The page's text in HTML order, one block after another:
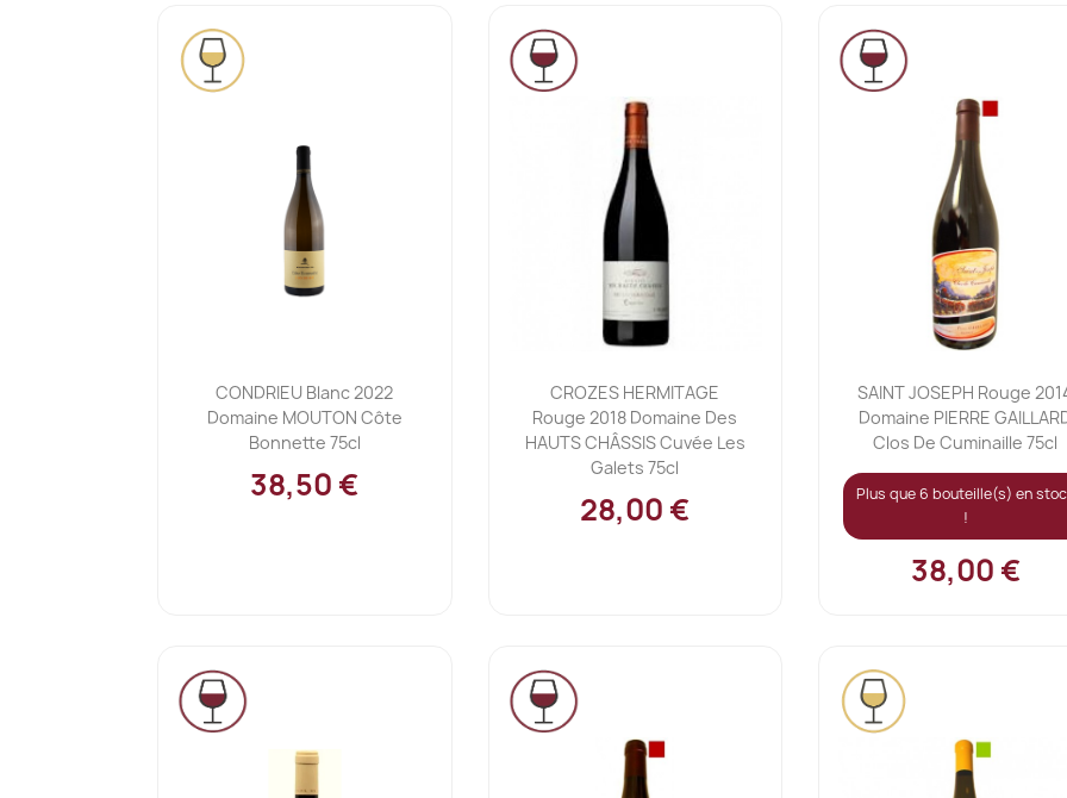
CONDRIEU Blanc 2022
Domaine MOUTON Côte
Bonnette 75cl
38,50 €
CROZES HERMITAGE
Rouge 2018 Domaine Des
HAUTS CHÂSSIS Cuvée Les
Galets 75cl
28,00 €
SAINT JOSEPH Rouge
Domaine PIERRE
Clos De Cuminaille 75cl
Plus que 6 bouteille(s) en
!
38,00 €